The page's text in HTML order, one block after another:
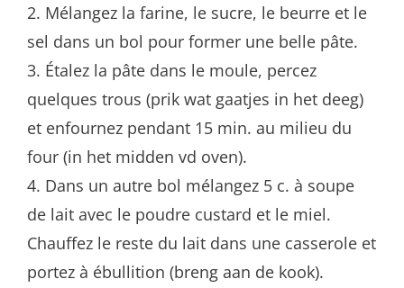
2. Mélangez la farine, le sucre, le beurre et le
sel dans un bol pour former une belle pâte.
3. Étalez la pâte dans le moule, percez
quelques trous (prik wat gaatjes in het deeg)
et enfournez pendant 15 min. au milieu du
four (in het midden vd oven).
4. Dans un autre bol mélangez 5 c. à soupe
de lait avec le poudre custard et le miel.
Chauffez le reste du lait dans une casserole et
portez à ébullition (breng aan de kook).